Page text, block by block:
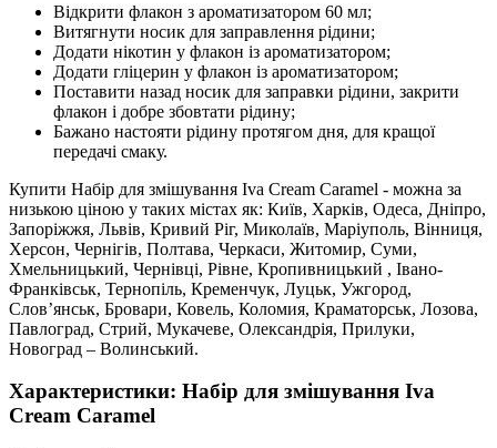
Відкрити флакон з ароматизатором 60 мл;
Витягнути носик для заправлення рідини;
Додати нікотин у флакон із ароматизатором;
Додати гліцерин у флакон із ароматизатором;
Поставити назад носик для заправки рідини, закрити
флакон і добре збовтати рідину;
Бажано настояти рідину протягом дня, для кращої
передачі смаку.
Купити Набір для змішування Iva Cream Caramel - можна за
низькою ціною у таких містах як: Київ, Харків, Одеса, Дніпро,
Запоріжжя, Львів, Кривий Ріг, Миколаїв, Маріуполь, Вінниця,
Херсон, Чернігів, Полтава, Черкаси, Житомир, Суми,
Хмельницький, Чернівці, Рівне, Кропивницький , Івано-
Франківськ, Тернопіль, Кременчук, Луцьк, Ужгород,
Слов’янськ, Бровари, Ковель, Коломия, Краматорськ, Лозова,
Павлоград, Стрий, Мукачеве, Олександрія, Прилуки,
Новоград – Волинський.
Характеристики: Набір для змішування Iva
Cream Caramel